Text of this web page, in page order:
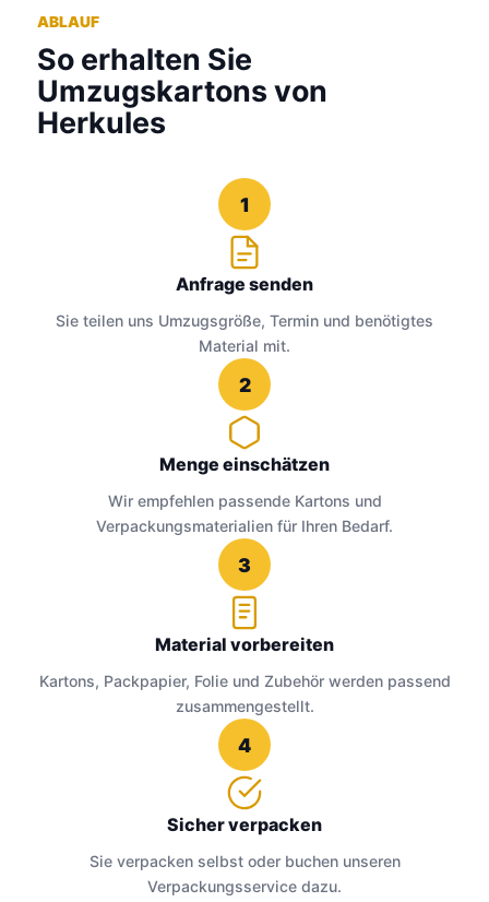
ABLAUF
So erhalten Sie
Umzugskartons von
Herkules
1
Anfrage senden
Sie teilen uns Umzugsgröße, Termin und benötigtes
Material mit.
2
Menge einschätzen
Wir empfehlen passende Kartons und
Verpackungsmaterialien für Ihren Bedarf.
3
Material vorbereiten
Kartons, Packpapier, Folie und Zubehör werden passend
zusammengestellt.
4
Sicher verpacken
Sie verpacken selbst oder buchen unseren
Verpackungsservice dazu.